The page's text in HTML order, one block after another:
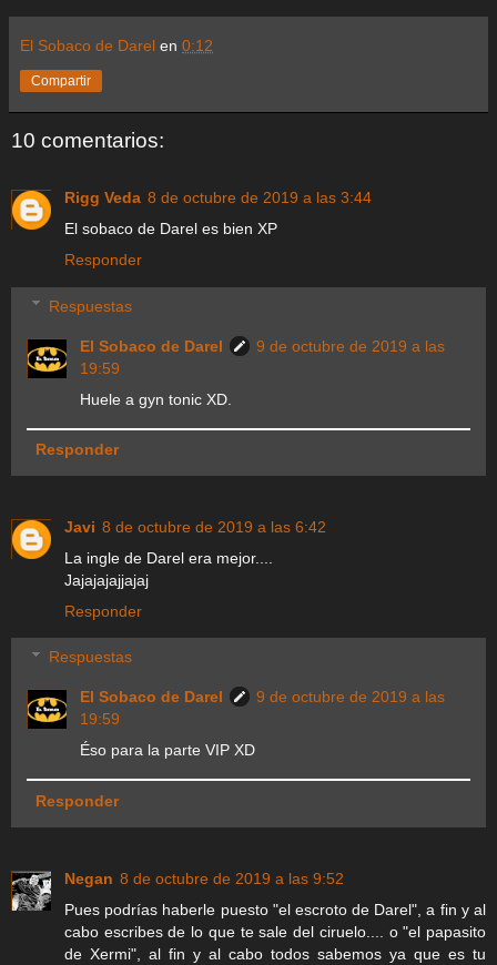
El Sobaco de Darel en 0:12
Compartir
10 comentarios:
Rigg Veda 8 de octubre de 2019 a las 3:44
El sobaco de Darel es bien XP
Responder
Respuestas
El Sobaco de Darel
9 de octubre de 2019 a las
19:59
Huele a gyn tonic XD.
Responder
Javi 8 de octubre de 2019 a las 6:42
La ingle de Darel era mejor....
Jajajajajjajaj
Responder
Respuestas
El Sobaco de Darel
9 de octubre de 2019 a las
19:59
Éso para la parte VIP XD
Responder
Negan 8 de octubre de 2019 a las 9:52
Pues podrías haberle puesto "el escroto de Darel", a fin y al
cabo escribes de lo que te sale del ciruelo.... o "el papasito
de Xermi", al fin y al cabo todos sabemos ya que es tu